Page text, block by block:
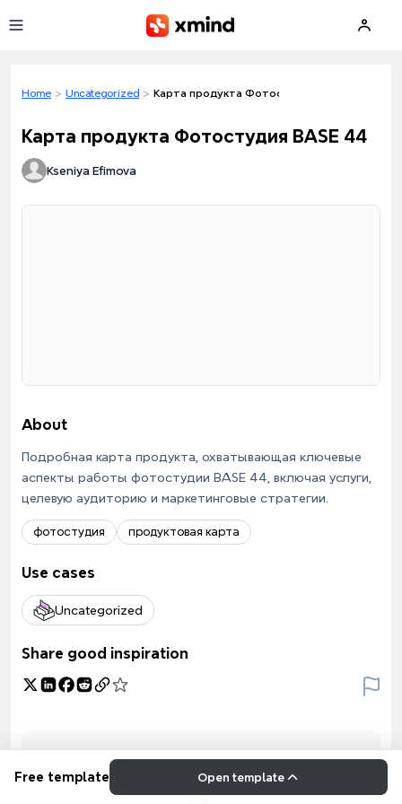
Home > Uncategorized > Карта продукта Фотостудия BASE 44
Карта продукта Фотостудия BASE 44
Kseniya Efimova
About
Подробная карта продукта, охватывающая ключевые
аспекты работы фотостудии BASE 44, включая услуги,
целевую аудиторию и маркетинговые стратегии.
фотостудия продуктовая карта
Use cases
Uncategorized
Share good inspiration
Free template Open template